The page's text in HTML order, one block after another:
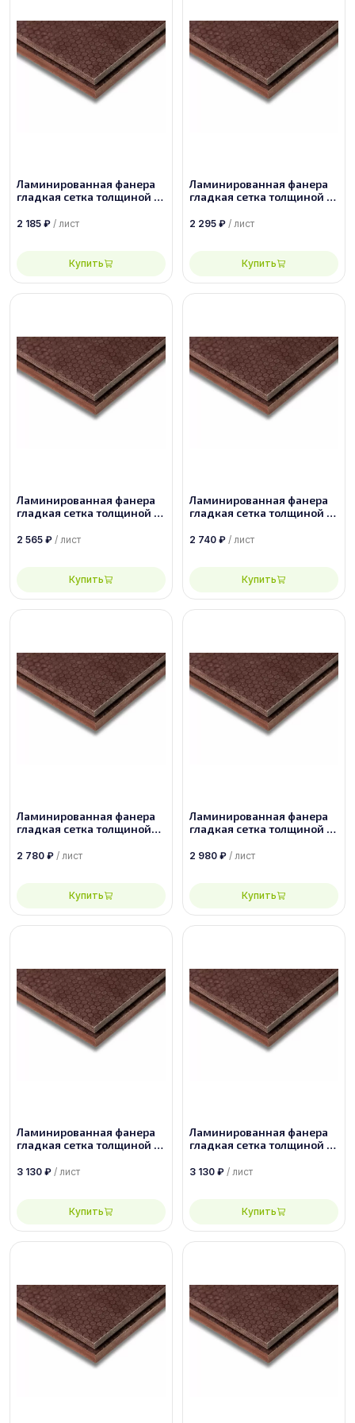
Ламинированная фанера
гладкая сетка толщиной 9
сорт 1/1
2 185 ₽ / лист
Купить
Ламинированная фанера
гладкая сетка толщиной 9
сорт 1/1
2 295 ₽ / лист
Купить
Ламинированная фанера
гладкая сетка толщиной 12
сорт 1/1
2 565 ₽ / лист
Купить
Ламинированная фанера
гладкая сетка толщиной 12
сорт 1/1
2 740 ₽ / лист
Купить
Ламинированная фанера
гладкая сетка толщиной
1500х3000, сорт 1/1
2 780 ₽ / лист
Купить
Ламинированная фанера
гладкая сетка толщиной 15
сорт 1/1
2 980 ₽ / лист
Купить
Ламинированная фанера
гладкая сетка толщиной 18
сорт 1/1
3 130 ₽ / лист
Купить
Ламинированная фанера
гладкая сетка толщиной 15
сорт 1/1
3 130 ₽ / лист
Купить